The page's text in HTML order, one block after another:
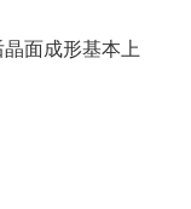
面成形基本上